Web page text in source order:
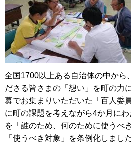
全国1700以上ある自治体の中から
ださる皆さまの「想い」を町の力
募でお集まりいただいた「百人委
に町の課題を考えながら4か月に
を「誰のため、何のために使うべ
「使うべき対象」を条例化しました